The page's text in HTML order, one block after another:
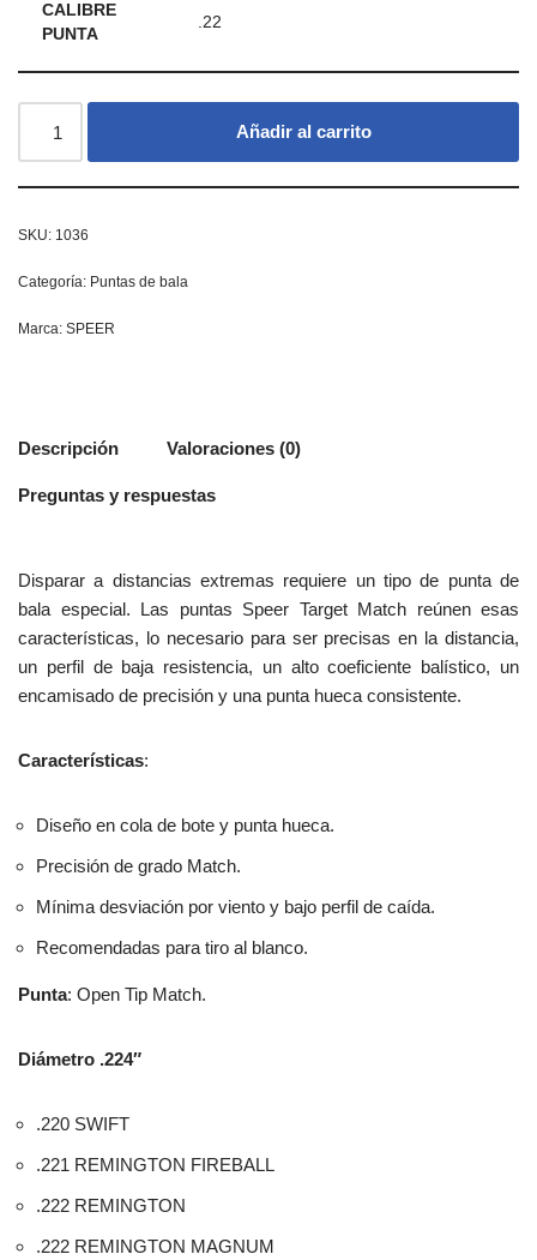
CALIBRE
PUNTA
.22
Añadir al carrito
SKU: 1036
Categoría: Puntas de bala
Marca: SPEER
Descripción Valoraciones (0)
Preguntas y respuestas
Disparar a distancias extremas requiere un tipo de punta de
bala especial. Las puntas Speer Target Match reúnen esas
características, lo necesario para ser precisas en la distancia,
un perfil de baja resistencia, un alto coeficiente balístico, un
encamisado de precisión y una punta hueca consistente.
Características:
Diseño en cola de bote y punta hueca.
Precisión de grado Match.
Mínima desviación por viento y bajo perfil de caída.
Recomendadas para tiro al blanco.
Punta: Open Tip Match.
Diámetro .224″
.220 SWIFT
.221 REMINGTON FIREBALL
.222 REMINGTON
.222 REMINGTON MAGNUM